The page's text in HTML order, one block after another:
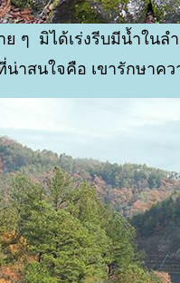
ๆ มิได้เร่งรีบมีน้ำในล
าสนใจคือ เขารักษาค